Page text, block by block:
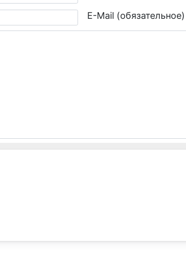
E-Mail (обязательное)